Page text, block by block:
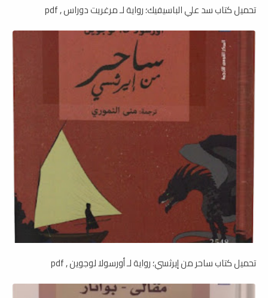
تحميل كتاب سد علي الباسيفيك؛ رواية لـ مرغريت دوراس , pdf
تحميل كتاب ساحر من إيرثسي؛ رواية لـ أورسولا لوجوين , pdf